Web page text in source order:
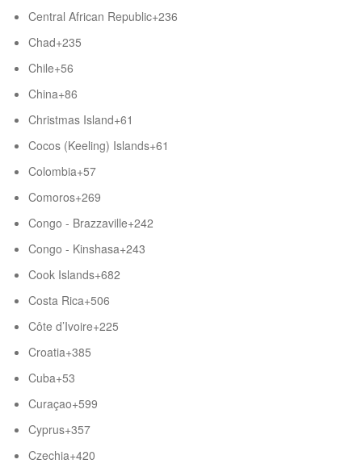
Central African Republic+236
Chad+235
Chile+56
China+86
Christmas Island+61
Cocos (Keeling) Islands+61
Colombia+57
Comoros+269
Congo - Brazzaville+242
Congo - Kinshasa+243
Cook Islands+682
Costa Rica+506
Côte d’Ivoire+225
Croatia+385
Cuba+53
Curaçao+599
Cyprus+357
Czechia+420